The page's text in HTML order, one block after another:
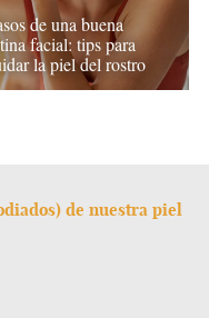
de una buena
facial: tips para
la piel del rostro
de nuestra piel